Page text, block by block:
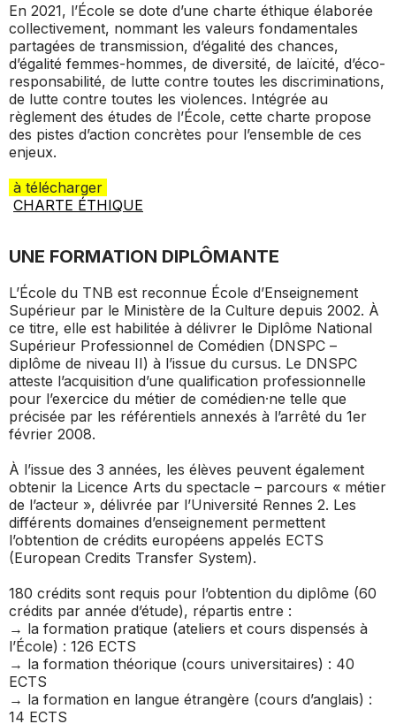
En 2021, l’École se dote d’une charte éthique élaborée
collectivement, nommant les valeurs fondamentales
partagées de transmission, d’égalité des chances,
d’égalité femmes-hommes, de diversité, de laïcité, d’éco-
responsabilité, de lutte contre toutes les discriminations,
de lutte contre toutes les violences. Intégrée au
règlement des études de l’École, cette charte propose
des pistes d’action concrètes pour l’ensemble de ces
enjeux.
à télécharger
CHARTE ÉTHIQUE
UNE FORMATION DIPLÔMANTE
L’École du TNB est reconnue École d’Enseignement
Supérieur par le Ministère de la Culture depuis 2002. À
ce titre, elle est habilitée à délivrer le Diplôme National
Supérieur Professionnel de Comédien (DNSPC –
diplôme de niveau II) à l’issue du cursus. Le DNSPC
atteste l’acquisition d’une qualification professionnelle
pour l’exercice du métier de comédien·ne telle que
précisée par les référentiels annexés à l’arrêté du 1er
février 2008.
À l’issue des 3 années, les élèves peuvent également
obtenir la Licence Arts du spectacle – parcours « métier
de l’acteur », délivrée par l’Université Rennes 2. Les
différents domaines d’enseignement permettent
l’obtention de crédits européens appelés ECTS
(European Credits Transfer System).
180 crédits sont requis pour l’obtention du diplôme (60
crédits par année d’étude), répartis entre :
→ la formation pratique (ateliers et cours dispensés à
l’École) : 126 ECTS
→ la formation théorique (cours universitaires) : 40
ECTS
→ la formation en langue étrangère (cours d’anglais) :
14 ECTS